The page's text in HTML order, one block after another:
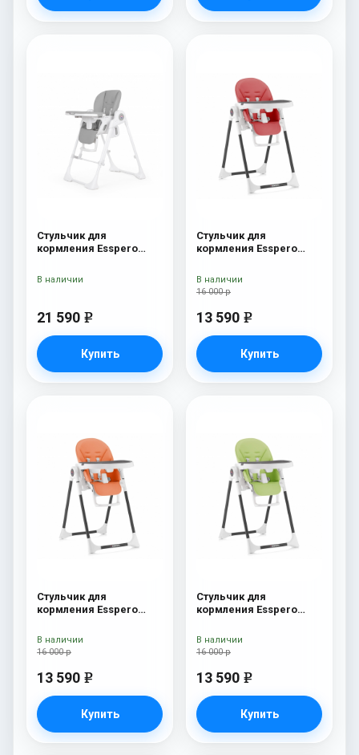
Стульчик для
кормления Esspero
21 590 e
Купить
В наличии
Стульчик для
кормления Esspero
16 000 р
13 590 e
Купить
В наличии
Стульчик для
кормления Esspero
16 000 р
13 590 e
Купить
В наличии
Стульчик для
кормления Esspero
16 000 р
13 590 e
Купить
В наличии